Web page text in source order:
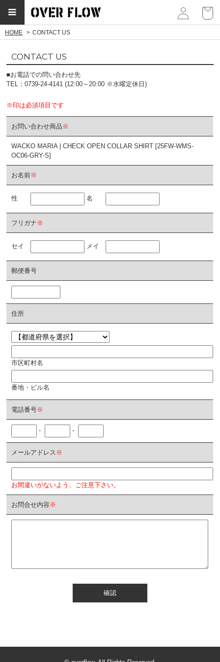
HOME CONTACT US
CONTACT US
■お電話での問い合わせ先
TEL：0739-24-4141 (12:00～20:00 ※水曜定休日)
※印は必須項目です
お問い合わせ商品 ※
WACKO MARIA | CHECK OPEN COLLAR SHIRT [25FW-WMS-
OC06-GRY-S]
お名前※
性 名
フリガナ ※
セイ メイ
郵便番号
住所
市区町村名
番地・ビル名
電話番号※
- -
メールアドレス ※
お間違いがないよう、ご注意下さい。
お問合せ内容 ※
確認